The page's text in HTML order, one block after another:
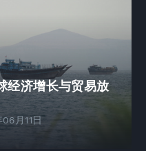
经济增长与贸易放
月11日